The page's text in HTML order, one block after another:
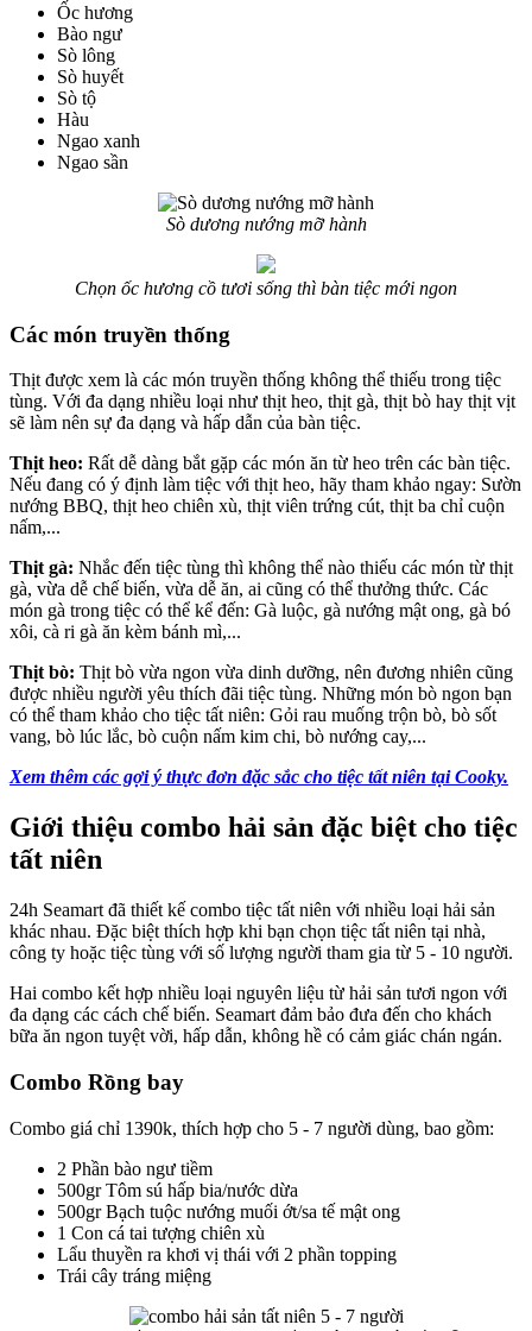
Ốc hương
Bào ngư
Sò lông
Sò huyết
Sò tộ
Hàu
Ngao xanh
Ngao sần
Sò dương nướng mỡ hành
Chọn ốc hương cồ tươi sống thì bàn tiệc mới ngon
Các món truyền thống
Thịt được xem là các món truyền thống không thể thiếu trong tiệc
tùng. Với đa dạng nhiều loại như thịt heo, thịt gà, thịt bò hay thịt vịt
sẽ làm nên sự đa dạng và hấp dẫn của bàn tiệc.
Thịt heo: Rất dễ dàng bắt gặp các món ăn từ heo trên các bàn tiệc.
Nếu đang có ý định làm tiệc với thịt heo, hãy tham khảo ngay: Sườn
nướng BBQ, thịt heo chiên xù, thịt viên trứng cút, thịt ba chỉ cuộn
nấm,...
Thịt gà: Nhắc đến tiệc tùng thì không thể nào thiếu các món từ thịt
gà, vừa dễ chế biến, vừa dễ ăn, ai cũng có thể thưởng thức. Các
món gà trong tiệc có thể kể đến: Gà luộc, gà nướng mật ong, gà bó
xôi, cà ri gà ăn kèm bánh mì,...
Thịt bò: Thịt bò vừa ngon vừa dinh dưỡng, nên đương nhiên cũng
được nhiều người yêu thích đãi tiệc tùng. Những món bò ngon bạn
có thể tham khảo cho tiệc tất niên: Gỏi rau muống trộn bò, bò sốt
vang, bò lúc lắc, bò cuộn nấm kim chi, bò nướng cay,...
Xem thêm các gợi ý thực đơn đặc sắc cho tiệc tất niên tại Cooky.
Giới thiệu combo hải sản đặc biệt cho tiệc
tất niên
24h Seamart đã thiết kế combo tiệc tất niên với nhiều loại hải sản
khác nhau. Đặc biệt thích hợp khi bạn chọn tiệc tất niên tại nhà,
công ty hoặc tiệc tùng với số lượng người tham gia từ 5 - 10 người.
Hai combo kết hợp nhiều loại nguyên liệu từ hải sản tươi ngon với
đa dạng các cách chế biến. Seamart đảm bảo đưa đến cho khách
bữa ăn ngon tuyệt vời, hấp dẫn, không hề có cảm giác chán ngán.
Combo Rồng bay
Combo giá chỉ 1390k, thích hợp cho 5 - 7 người dùng, bao gồm:
2 Phần bào ngư tiềm
500gr Tôm sú hấp bia/nước dừa
500gr Bạch tuộc nướng muối ớt/sa tế mật ong
1 Con cá tai tượng chiên xù
Lẩu thuyền ra khơi vị thái với 2 phần topping
Trái cây tráng miệng